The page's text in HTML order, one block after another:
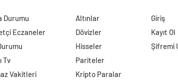
Durumu
Eczaneler
Tv
Vakitleri
Altınlar
Dövizler
Hisseler
Pariteler
Kripto Paralar
Giriş
Kayıt Ol
Şifremi